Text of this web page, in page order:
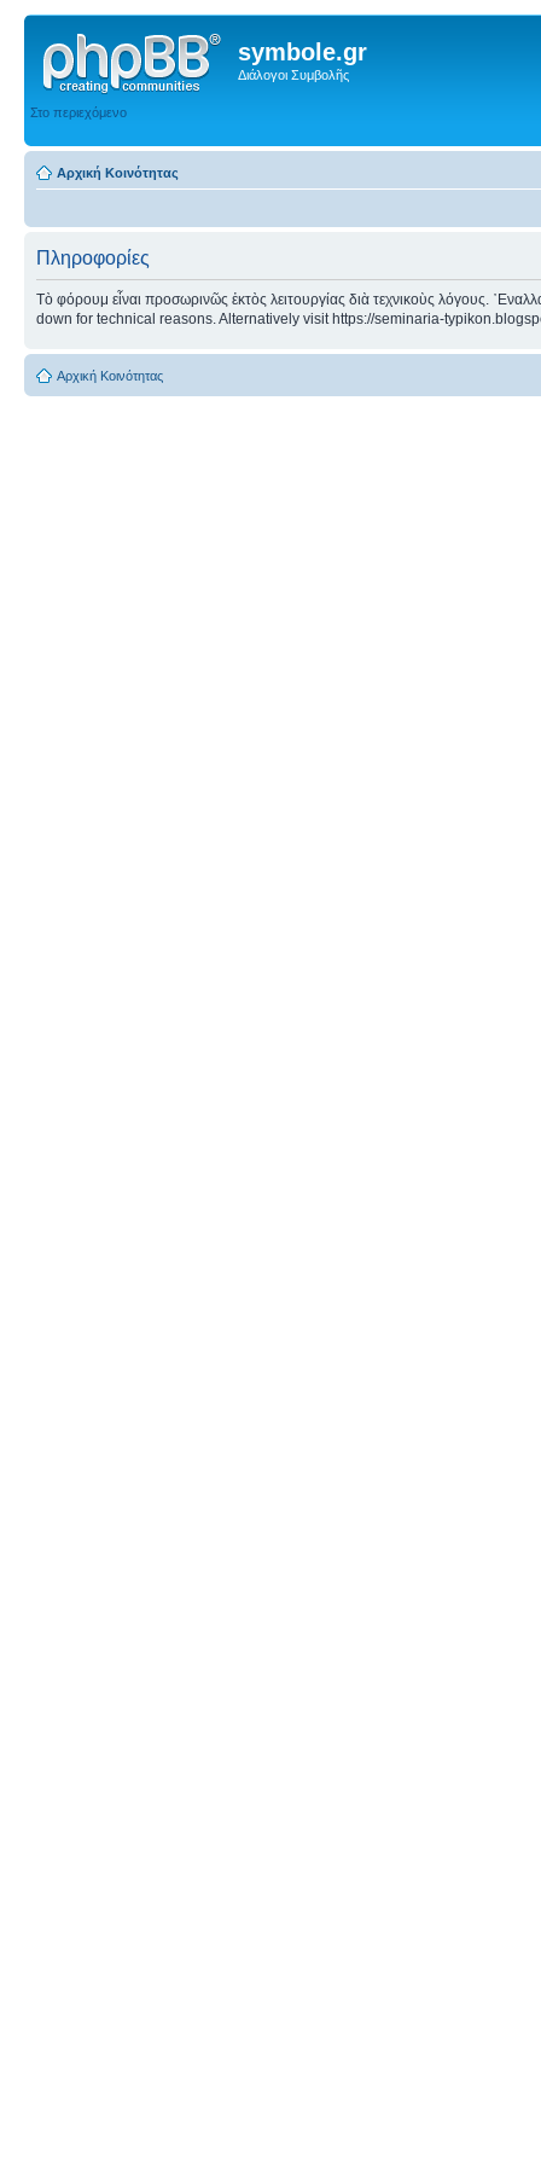
symbole.gr
Διάλογοι Συμβολῆς
Στο περιεχόμενο
Αρχική Κοινότητας
Πληροφορίες
Τὸ φόρουμ εἶναι προσωρινῶς ἐκτὸς λειτουργίας διὰ τεχνικοὺς λόγους.
down for technical reasons. Alternatively visit https://seminaria-
Αρχική Κοινότητας